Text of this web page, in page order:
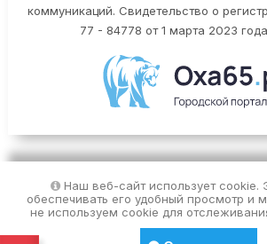
коммуникаций. Свидетельство о
77 - 84778 от 1 марта 2023
Наш веб-сайт использует cookie.
обеспечивать его удобный просмотр и
не используем cookie для